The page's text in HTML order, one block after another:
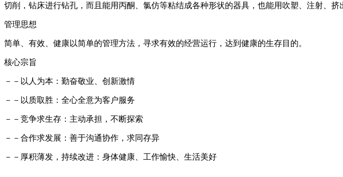
切削，钻床进行钻孔，而且能用丙酮、氯仿等粘结成各种形状的器具，也能用吹塑、注射、
管理思想
简单、有效、健康以简单的管理方法，寻求有效的经营运行，达到健康的生存目的。
核心宗旨
－－以人为本：勤奋敬业、创新激情
－－以质取胜：全心全意为客户服务
－－竞争求生存：主动承担，不断探索
－－合作求发展：善于沟通协作，求同存异
－－厚积薄发，持续改进：身体健康、工作愉快、生活美好